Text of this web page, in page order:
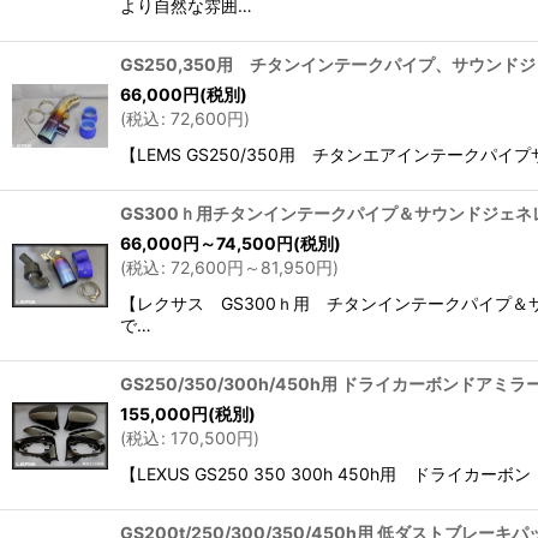
より自然な雰囲…
GS250,350用 チタンインテークパイプ、サウンドジ
66,000円(税別)
(税込: 72,600円)
【LEMS GS250/350用 チタンエアインテークパイ
GS300ｈ用チタンインテークパイプ＆サウンドジェネ
66,000円 ～74,500円(税別)
(税込: 72,600円 ～81,950円)
【レクサス GS300ｈ用 チタンインテークパイプ＆
で…
GS250/350/300h/450h用 ドライカーボンドアミラ
155,000円(税別)
(税込: 170,500円)
【LEXUS GS250 350 300h 450h用 ドライカーボン
GS200t/250/300/350/450h用 低ダストブレーキパ